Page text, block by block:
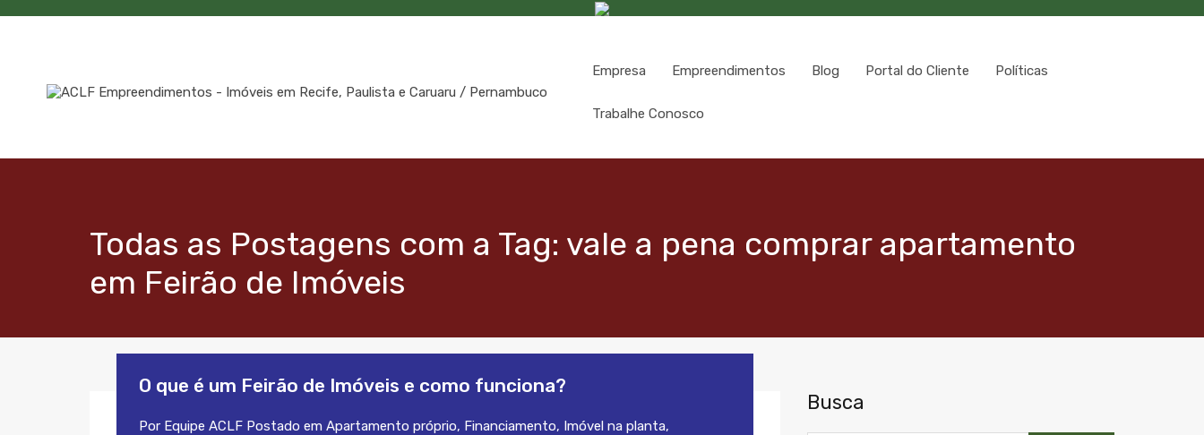
Empresa Empreendimentos Blog Portal do Cliente Políticas
Trabalhe Conosco
Todas as Postagens com a Tag: vale a pena comprar apartamento
em Feirão de Imóveis
O que é um Feirão de Imóveis e como funciona?
Por Equipe ACLF Postado em Apartamento próprio, Financiamento, Imóvel na planta,
Busca